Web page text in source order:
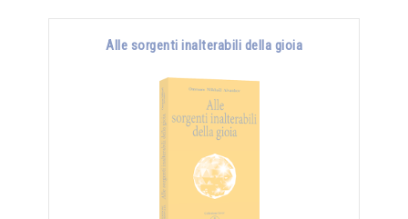
Alle sorgenti inalterabili della gioia